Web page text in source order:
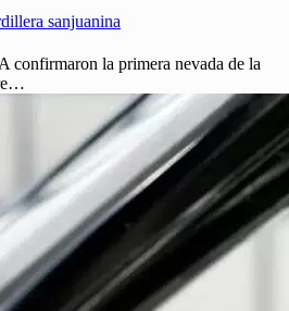
sanjuanina
confirmaron la primera nevada de la